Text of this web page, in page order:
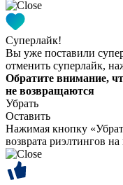
Суперлайк!
Вы уже поставили
отменить суперлайк,
Обратите внимание,
не возвращаются
Убрать
Оставить
Нажимая кнопку
возврата риэлтингов